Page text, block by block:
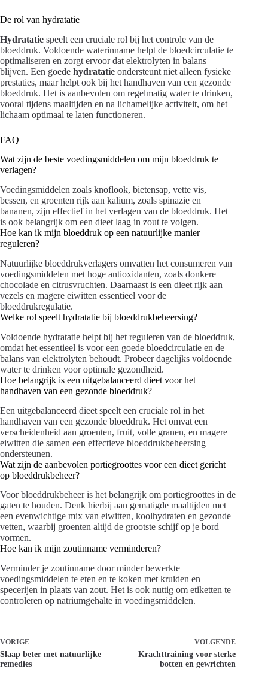
De rol van hydratatie
Hydratatie speelt een cruciale rol bij het controle van de
bloeddruk. Voldoende waterinname helpt de bloedcirculatie te
optimaliseren en zorgt ervoor dat elektrolyten in balans
blijven. Een goede hydratatie ondersteunt niet alleen fysieke
prestaties, maar helpt ook bij het handhaven van een gezonde
bloeddruk. Het is aanbevolen om regelmatig water te drinken,
vooral tijdens maaltijden en na lichamelijke activiteit, om het
lichaam optimaal te laten functioneren.
FAQ
Wat zijn de beste voedingsmiddelen om mijn bloeddruk te
verlagen?
Voedingsmiddelen zoals knoflook, bietensap, vette vis,
bessen, en groenten rijk aan kalium, zoals spinazie en
bananen, zijn effectief in het verlagen van de bloeddruk. Het
is ook belangrijk om een dieet laag in zout te volgen.
Hoe kan ik mijn bloeddruk op een natuurlijke manier
reguleren?
Natuurlijke bloeddrukverlagers omvatten het consumeren van
voedingsmiddelen met hoge antioxidanten, zoals donkere
chocolade en citrusvruchten. Daarnaast is een dieet rijk aan
vezels en magere eiwitten essentieel voor de
bloeddrukregulatie.
Welke rol speelt hydratatie bij bloeddrukbeheersing?
Voldoende hydratatie helpt bij het reguleren van de bloeddruk,
omdat het essentieel is voor een goede bloedcirculatie en de
balans van elektrolyten behoudt. Probeer dagelijks voldoende
water te drinken voor optimale gezondheid.
Hoe belangrijk is een uitgebalanceerd dieet voor het
handhaven van een gezonde bloeddruk?
Een uitgebalanceerd dieet speelt een cruciale rol in het
handhaven van een gezonde bloeddruk. Het omvat een
verscheidenheid aan groenten, fruit, volle granen, en magere
eiwitten die samen een effectieve bloeddrukbeheersing
ondersteunen.
Wat zijn de aanbevolen portiegroottes voor een dieet gericht
op bloeddrukbeheer?
Voor bloeddrukbeheer is het belangrijk om portiegroottes in de
gaten te houden. Denk hierbij aan gematigde maaltijden met
een evenwichtige mix van eiwitten, koolhydraten en gezonde
vetten, waarbij groenten altijd de grootste schijf op je bord
vormen.
Hoe kan ik mijn zoutinname verminderen?
Verminder je zoutinname door minder bewerkte
voedingsmiddelen te eten en te koken met kruiden en
specerijen in plaats van zout. Het is ook nuttig om etiketten te
controleren op natriumgehalte in voedingsmiddelen.
VORIGE
Slaap beter met natuurlijke
remedies
VOLGENDE
Krachttraining voor sterke
botten en gewrichten